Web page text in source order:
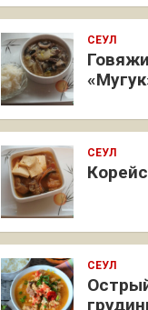
СЕУЛ
СЕУЛ
СЕУЛ